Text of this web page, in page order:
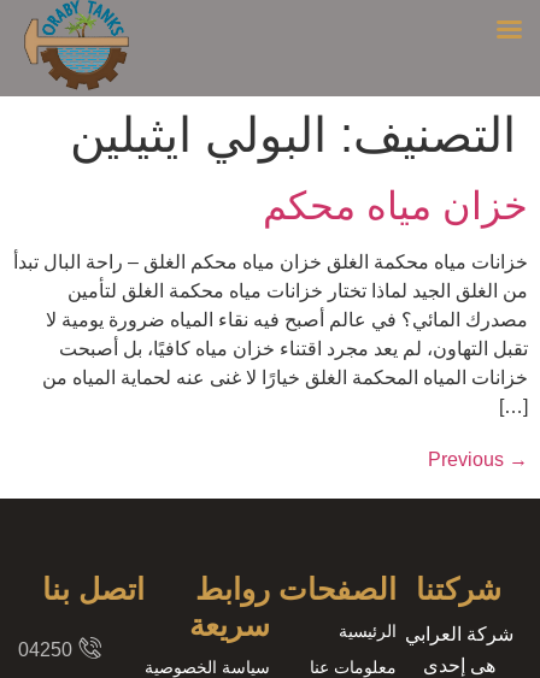
التصنيف: البولي ايثيلين
خزان مياه محكم
خزانات مياه محكمة الغلق خزان مياه محكم الغلق – راحة البال تبدأ
من الغلق الجيد لماذا تختار خزانات مياه محكمة الغلق لتأمين
مصدرك المائي؟ في عالم أصبح فيه نقاء المياه ضرورة يومية لا
تقبل التهاون، لم يعد مجرد اقتناء خزان مياه كافيًا، بل أصبحت
خزانات المياه المحكمة الغلق خيارًا لا غنى عنه لحماية المياه من
[…]
→
شركتنا
شركة العرابي
هى إحدى
الصفحات
الرئيسية
معلومات عنا
روابط
سريعة
سياسة الخصوصية
اتصل بنا